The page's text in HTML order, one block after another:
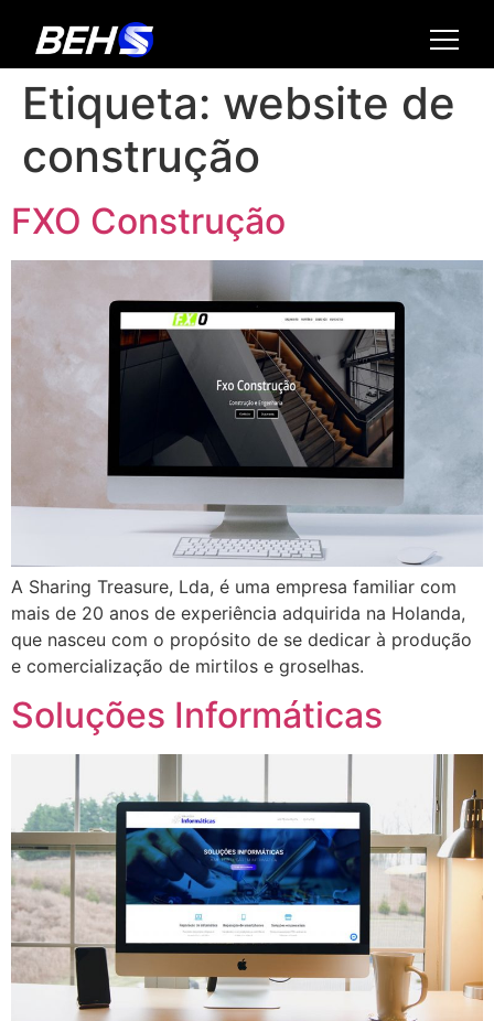
Etiqueta: website de
construção
FXO Construção
A Sharing Treasure, Lda, é uma empresa familiar com
mais de 20 anos de experiência adquirida na Holanda,
que nasceu com o propósito de se dedicar à produção
e comercialização de mirtilos e groselhas.
Soluções Informáticas